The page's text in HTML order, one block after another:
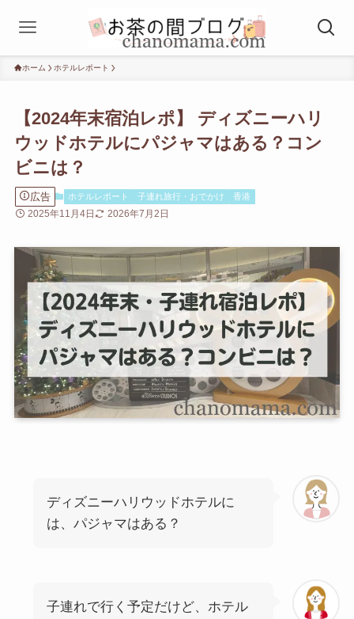
ホーム ホテルレポート
【2024年末宿泊レポ】 ディズニーハリ
ウッドホテルにパジャマはある？コン
ビニは？
広告 ホテルレポート 子連れ旅行・おでかけ 香港
2025年11月4日 2026年7月2日
ディズニーハリウッドホテルに
は、パジャマはある？
子連れで行く予定だけど、ホテル